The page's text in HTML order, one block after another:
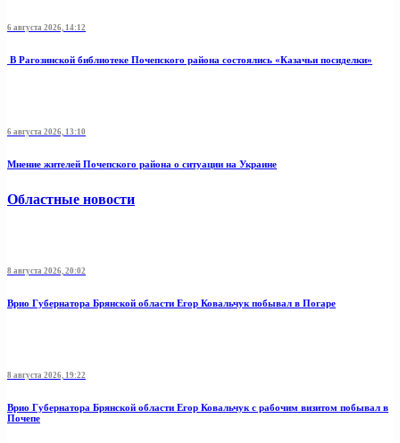
6 августа 2026, 14:12
В Рагозинской библиотеке Почепского района состоялись «Казачьи посиделки»
6 августа 2026, 13:10
Мнение жителей Почепского района о ситуации на Украине
Областные новости
8 августа 2026, 20:02
Врио Губернатора Брянской области Егор Ковальчук побывал в Погаре
8 августа 2026, 19:22
Врио Губернатора Брянской области Егор Ковальчук с рабочим визитом побывал в
Почепе